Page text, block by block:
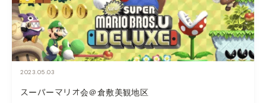
2023.05.03
スーパーマリオ会＠倉敷美観地区